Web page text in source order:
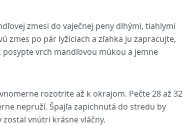
zmesi do vaječnej peny dlhými, tiahlymi
zmes po pár lyžiciach a zľahka ju zapracujte,
posypte vrch mandľovou múkou a jemne
rozotrite až k okrajom. Pečte 28 až 32
nepruží. Špajľa zapichnutá do stredu by
vnútri krásne vláčny.